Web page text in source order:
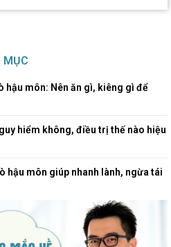
MỤC
hậu môn: Nên ăn gì, kiêng gì để
hiểm không, điều trị thế nào hiệu
hậu môn giúp nhanh lành, ngừa tái